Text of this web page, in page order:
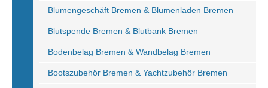
Blumengeschäft Bremen & Blumenladen Bremen
Blutspende Bremen & Blutbank Bremen
Bodenbelag Bremen & Wandbelag Bremen
Bootszubehör Bremen & Yachtzubehör Bremen